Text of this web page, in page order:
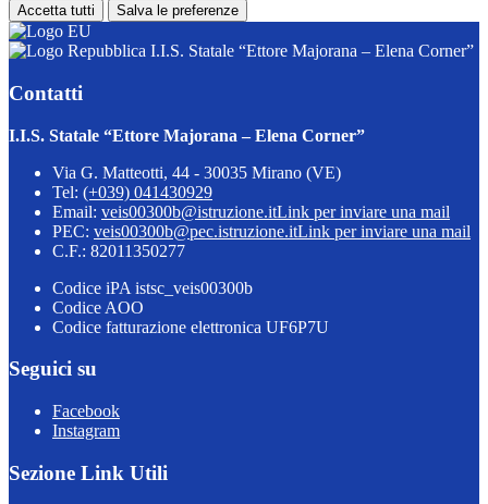
Accetta tutti Salva le preferenze
I.I.S. Statale “Ettore Majorana – Elena Corner”
Contatti
I.I.S. Statale “Ettore Majorana – Elena Corner”
Via G. Matteotti, 44 - 30035 Mirano (VE)
Tel: (+039) 041430929
Email: veis00300b@istruzione.itLink per inviare una mail
PEC: veis00300b@pec.istruzione.itLink per inviare una mail
C.F.: 82011350277
Codice iPA istsc_veis00300b
Codice AOO
Codice fatturazione elettronica UF6P7U
Seguici su
Facebook
Instagram
Sezione Link Utili